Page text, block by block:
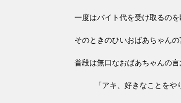
一度はバイト代を受け取るの
そのときのひいおばあちゃんの
普段は無口なおばあちゃんの言
「アキ、好きなことを